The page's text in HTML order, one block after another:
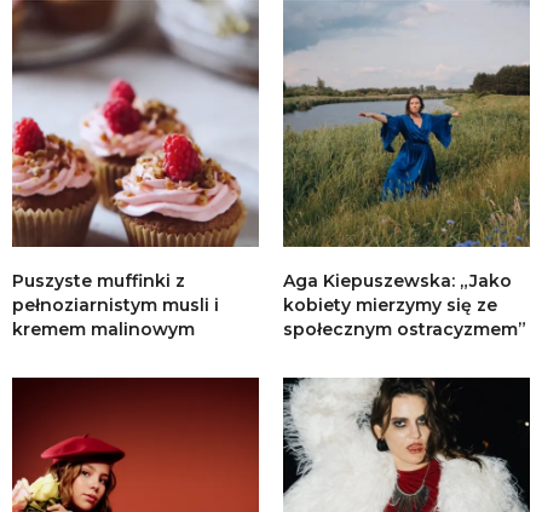
Puszyste muffinki z
pełnoziarnistym musli i
kremem malinowym
Aga Kiepuszewska: „Jako
kobiety mierzymy się ze
społecznym ostracyzmem”